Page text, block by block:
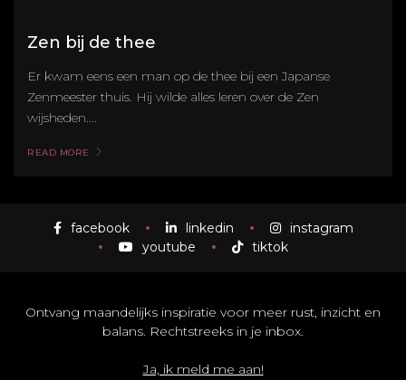
Zen bij de thee
Er kwam eens een man op de thee bij een Japanse
Zenmeester thuis. Hij wilde alles leren over de Zen
wijsheden....
READ MORE
facebook linkedin
instagram
youtube
tiktok
Ontvang maandelijks inspiratie voor meer rust, inzicht en
balans. Rechtstreeks in je inbox.
Ja, ik meld me aan!